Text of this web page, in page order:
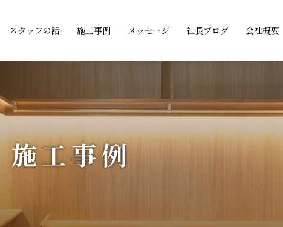
スタッフの話 施工事例 メッセージ 社長ブログ 会社概要
施工事例